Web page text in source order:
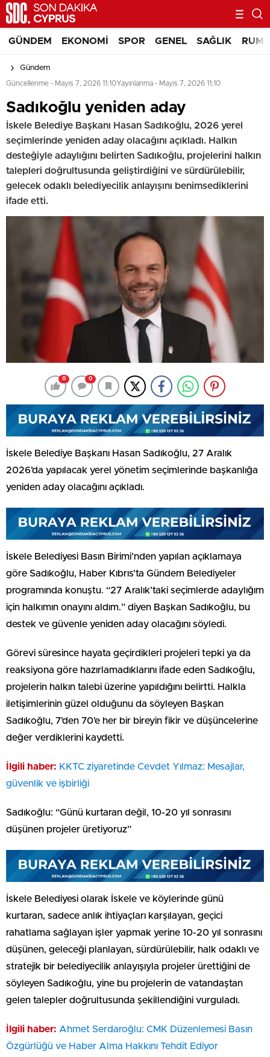
GÜNDEM EKONOMI SPOR GENEL SAĞLIK RUM
Gündem
Güncellenme - Mayıs 7, 2026 11:10Yayınlanma - Mayıs 7, 2026 11:10
Sadıkoğlu yeniden aday
İskele Belediye Başkanı Hasan Sadıkoğlu, 2026 yerel
seçimlerinde yeniden aday olacağını açıkladı. Halkın
desteğiyle adaylığını belirten Sadıkoğlu, projelerini halkın
talepleri doğrultusunda geliştirdiğini ve sürdürülebilir,
gelecek odaklı belediyecilik anlayışını benimsediklerini
ifade etti.
0 0
İskele Belediye Başkanı Hasan Sadıkoğlu, 27 Aralık
2026’da yapılacak yerel yönetim seçimlerinde başkanlığa
yeniden aday olacağını açıkladı.
İskele Belediyesi Basın Birimi’nden yapılan açıklamaya
göre Sadıkoğlu, Haber Kıbrıs’ta Gündem Belediyeler
programında konuştu. “27 Aralık’taki seçimlerde adaylığım
için halkımın onayını aldım.” diyen Başkan Sadıkoğlu, bu
destek ve güvenle yeniden aday olacağını söyledi.
Görevi süresince hayata geçirdikleri projeleri tepki ya da
reaksiyona göre hazırlamadıklarını ifade eden Sadıkoğlu,
projelerin halkın talebi üzerine yapıldığını belirtti. Halkla
iletişimlerinin güzel olduğunu da söyleyen Başkan
Sadıkoğlu, 7’den 70’e her bir bireyin fikir ve düşüncelerine
değer verdiklerini kaydetti.
İlgili haber: KKTC ziyaretinde Cevdet Yılmaz: Mesajlar,
güvenlik ve işbirliği
Sadıkoğlu: “Günü kurtaran değil, 10-20 yıl sonrasını
düşünen projeler üretiyoruz”
İskele Belediyesi olarak İskele ve köylerinde günü
kurtaran, sadece anlık ihtiyaçları karşılayan, geçici
rahatlama sağlayan işler yapmak yerine 10-20 yıl sonrasını
düşünen, geleceği planlayan, sürdürülebilir, halk odaklı ve
stratejik bir belediyecilik anlayışıyla projeler ürettiğini de
söyleyen Sadıkoğlu, yine bu projelerin de vatandaştan
gelen talepler doğrultusunda şekillendiğini vurguladı.
İlgili haber: Ahmet Serdaroğlu: CMK Düzenlemesi Basın
Özgürlüğü ve Haber Alma Hakkını Tehdit Ediyor